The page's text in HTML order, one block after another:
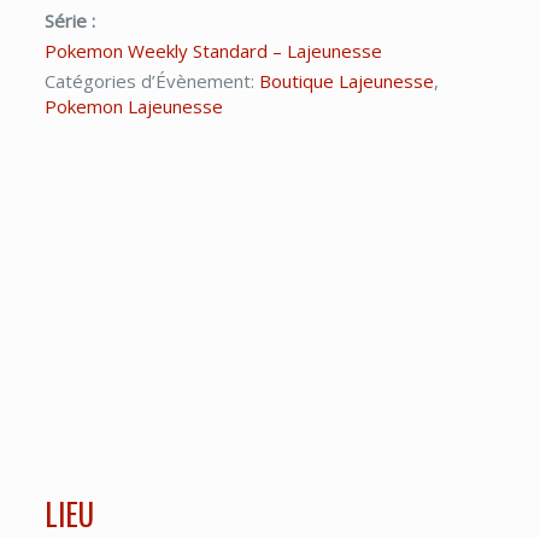
Série :
Pokemon Weekly Standard – Lajeunesse
Catégories d’Évènement: Boutique Lajeunesse,
Pokemon Lajeunesse
LIEU